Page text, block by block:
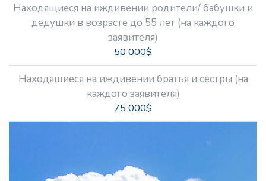
Находящиеся на иждивении родители/ бабушки и
дедушки в возрасте до 55 лет (на каждого
заявителя)
50 000$
Находящиеся на иждивении братья и сёстры (на
каждого заявителя)
75 000$